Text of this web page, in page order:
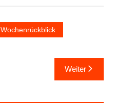
Wochenrückblick
Weiter